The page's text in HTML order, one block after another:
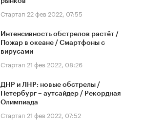
Стартап 22 фев 2022, 07:55
Интенсивность обстрелов растёт /
Пожар в океане / Смартфоны с
вирусами
Стартап 21 фев 2022, 08:26
ДНР и ЛНР: новые обстрелы /
Петербург – аутсайдер / Рекордная
Олимпиада
Стартап 21 фев 2022, 07:52